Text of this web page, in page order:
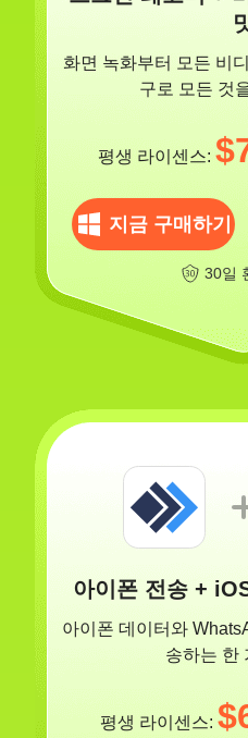
화면 녹화부터 모든 비
구로 모든 것
평생 라이센스:
지금 구매하기
30일
아이폰 전송 +
아이폰 데이터와
송하는 한
평생 라이센스: